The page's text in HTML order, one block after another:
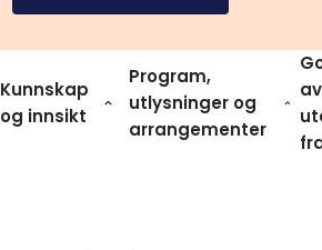
Kunnskap
og innsikt
Program,
utlysninger og
arrangementer
av